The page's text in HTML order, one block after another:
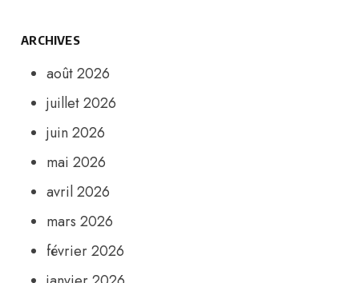
ARCHIVES
août 2026
juillet 2026
juin 2026
mai 2026
avril 2026
mars 2026
février 2026